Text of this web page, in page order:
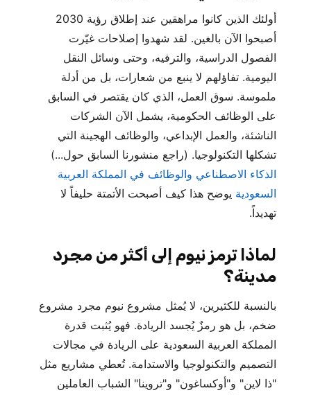
أولئك الذين كانوا مراهقين عند إطلاق رؤية 2030
أصبحوا الآن بالغين. لقد شهدوا إصلاحات غيّرت
الفصول الدراسية، والترفيه، وحتى وسائل النقل
اليومية. تفاؤلهم لا ينبع من شعارات، بل من أدلة
ملموسة. سوق العمل، الذي كان يقتصر في السابق
على الوظائف الحكومية، يشمل الآن الشركات
الناشئة، والعمل الإبداعي، والوظائف الهجينة التي
تشكلها التكنولوجيا. (راجع منشورنا السابق حول...)
الذكاء الاصطناعي والوظائف في المملكة العربية
السعودية يوضح هذا كيف أصبحت الأتمتة حليفاً لا
تهديداً.
لماذا ترمز نيوم إلى أكثر من مجرد
مدينة؟
بالنسبة للكثيرين، لا يُمثل مشروع نيوم مجرد مشروع
ضخم، بل هو رمزٌ يُجسد الريادة. فهو يُثبت قدرة
المملكة العربية السعودية على الريادة في مجالات
التصميم والتكنولوجيا والاستدامة. تُعطي مشاريع مثل
"ذا لاين" و"أوكساغون" و"تروينا" الشباب العاملين